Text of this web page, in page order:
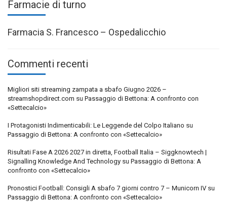
Farmacie di turno
Farmacia S. Francesco – Ospedalicchio
Commenti recenti
Migliori siti streaming zampata a sbafo Giugno 2026 –
streamshopdirect.com su Passaggio di Bettona: A confronto con
«Settecalcio»
I Protagonisti Indimenticabili: Le Leggende del Colpo Italiano su
Passaggio di Bettona: A confronto con «Settecalcio»
Risultati Fase A 2026 2027 in diretta, Football Italia – Siggknowtech |
Signalling Knowledge And Technology su Passaggio di Bettona: A
confronto con «Settecalcio»
Pronostici Football: Consigli A sbafo 7 giorni contro 7 – Municorn IV su
Passaggio di Bettona: A confronto con «Settecalcio»